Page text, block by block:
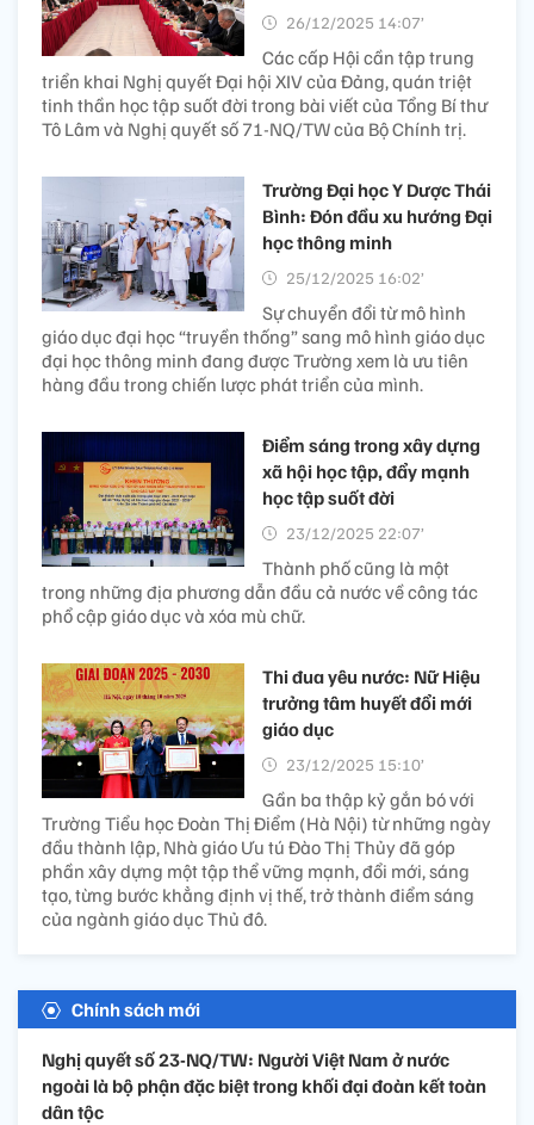
26/12/2025 14:07’
Các cấp Hội cần tập trung
triển khai Nghị quyết Đại hội XIV của Đảng, quán triệt
tinh thần học tập suốt đời trong bài viết của Tổng Bí thư
Tô Lâm và Nghị quyết số 71-NQ/TW của Bộ Chính trị.
Trường Đại học Y Dược Thái
Bình: Đón đầu xu hướng Đại
học thông minh
25/12/2025 16:02’
Sự chuyển đổi từ mô hình
giáo dục đại học “truyền thống” sang mô hình giáo dục
đại học thông minh đang được Trường xem là ưu tiên
hàng đầu trong chiến lược phát triển của mình.
Điểm sáng trong xây dựng
xã hội học tập, đẩy mạnh
học tập suốt đời
23/12/2025 22:07’
Thành phố cũng là một
trong những địa phương dẫn đầu cả nước về công tác
phổ cập giáo dục và xóa mù chữ.
Thi đua yêu nước: Nữ Hiệu
trưởng tâm huyết đổi mới
giáo dục
23/12/2025 15:10’
Gần ba thập kỷ gắn bó với
Trường Tiểu học Đoàn Thị Điểm (Hà Nội) từ những ngày
đầu thành lập, Nhà giáo Ưu tú Đào Thị Thủy đã góp
phần xây dựng một tập thể vững mạnh, đổi mới, sáng
tạo, từng bước khẳng định vị thế, trở thành điểm sáng
của ngành giáo dục Thủ đô.
Chính sách mới
Nghị quyết số 23-NQ/TW: Người Việt Nam ở nước
ngoài là bộ phận đặc biệt trong khối đại đoàn kết toàn
dân tộc